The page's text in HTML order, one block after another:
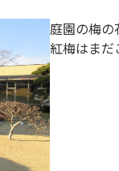
庭園の梅の
紅梅はまだ